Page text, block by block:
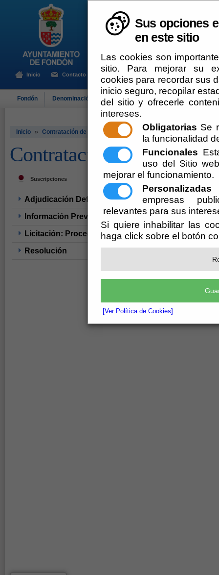
Sus opciones
en este sitio
Las cookies son
sitio. Para mejorar su
cookies para recordar sus
inicio seguro, recopilar
del sitio y ofrecerle
intereses.
Obligatorias Se
la funcionalidad
Funcionales
uso del Sitio
mejorar el funcionamiento.
Personalizadas
empresas
relevantes para sus
Si quiere inhabilitar las
haga click sobre el botón
[Ver Política de Cookies]
Inicio Contacto
Fondón Denominación de Origen El Ayuntamiento Turismo
Inicio » Contratación de Obras
Contratación de Obras
Suscripciones
Adjudicación Definitiva
Información Previa
Licitación: Procedimiento Negociado
Resolución